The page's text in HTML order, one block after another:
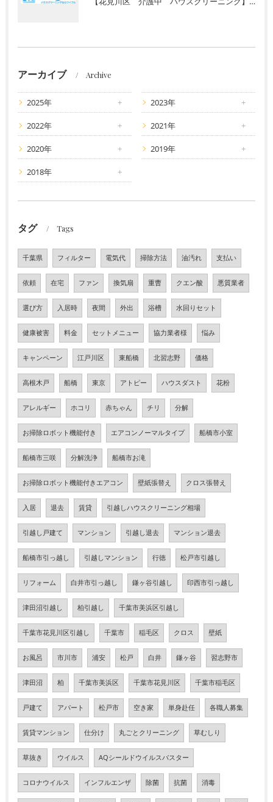
アーカイブ Archive
2025年 2023年
2022年 2021年
2020年 2019年
2018年
タグ Tags
千葉県 フィルター 電気代 掃除方法 油汚れ 支払い
依頼 在宅 ファン 換気扇 重曹 クエン酸 悪質業者
選び方 入居時 夜間 外出 浴槽 水回りセット
健康被害 料金 セットメニュー 協力業者様 悩み
キャンペーン 江戸川区 東船橋 北習志野 価格
高根木戸 船橋 東京 アトピー ハウスダスト 花粉
アレルギー ホコリ 赤ちゃん チリ 分解
お掃除ロボット機能付き エアコンノーマルタイプ 船橋市小室
船橋市三咲 分解洗浄 船橋市お滝
お掃除ロボット機能付きエアコン 壁紙張替え クロス張替え
入居 退去 賃貸 引越しハウスクリーニング相場
引越し戸建て マンション 引越し退去 マンション退去
船橋市引っ越し 引越しマンション 行徳 松戸市引越し
リフォーム 白井市引っ越し 鎌ヶ谷引越し 印西市引っ越し
津田沼引越し 柏引越し 千葉市美浜区引越し
千葉市花見川区引越し 千葉市 稲毛区 クロス 壁紙
お風呂 市川市 浦安 松戸 白井 鎌ヶ谷 習志野市
津田沼 柏 千葉市美浜区 千葉市花見川区 千葉市稲毛区
戸建て アパート 松戸市 空き家 単身赴任 各職人募集
賃貸マンション 仕分け 丸ごとクリーニング 草むしり
草抜き ウイルス AQシールドウイルスバスター
コロナウイルス インフルエンザ 除菌 抗菌 消毒